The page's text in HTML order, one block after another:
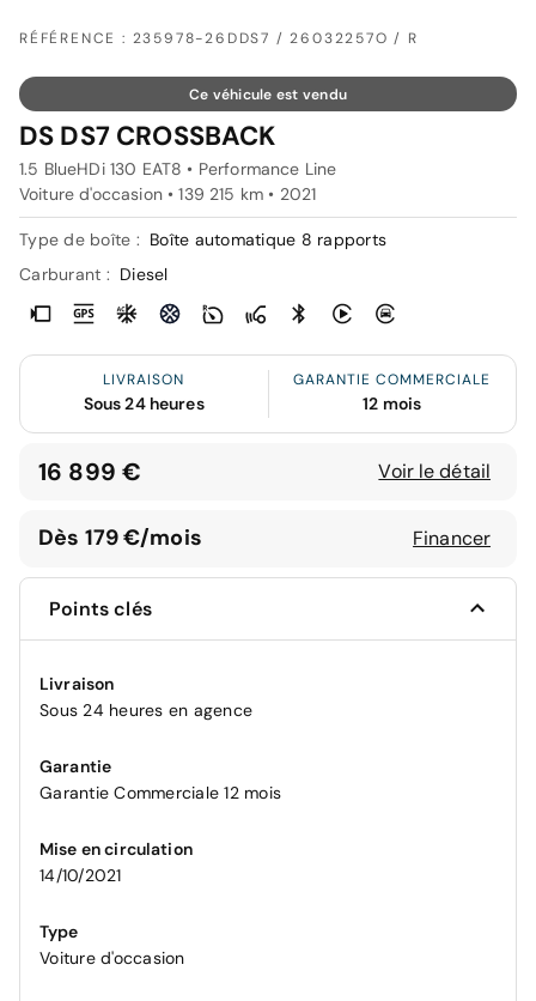
RÉFÉRENCE : 235978-26DDS7 / 26032257O / R
Ce véhicule est vendu
DS DS7 CROSSBACK
1.5 BlueHDi 130 EAT8 • Performance Line
Voiture d'occasion • 139 215 km • 2021
Type de boîte : Boîte automatique 8 rapports
Carburant : Diesel
LIVRAISON
Sous 24 heures
GARANTIE COMMERCIALE
12 mois
16 899 € Voir le détail
Dès 179 €/mois Financer
Points clés
Livraison
Sous 24 heures en agence
Garantie
Garantie Commerciale 12 mois
Mise en circulation
14/10/2021
Type
Voiture d'occasion